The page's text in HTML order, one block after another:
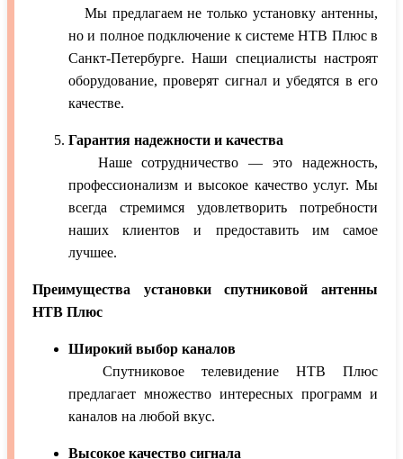
Мы предлагаем не только установку антенны,
но и полное подключение к системе НТВ Плюс в
Санкт-Петербурге. Наши специалисты настроят
оборудование, проверят сигнал и убедятся в его
качестве.
Гарантия надежности и качества
Наше сотрудничество — это надежность,
профессионализм и высокое качество услуг. Мы
всегда стремимся удовлетворить потребности
наших клиентов и предоставить им самое
лучшее.
Преимущества установки спутниковой антенны
НТВ Плюс
Широкий выбор каналов
Спутниковое телевидение НТВ Плюс
предлагает множество интересных программ и
каналов на любой вкус.
Высокое качество сигнала